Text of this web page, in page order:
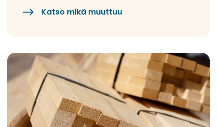
Katso mikä muuttuu